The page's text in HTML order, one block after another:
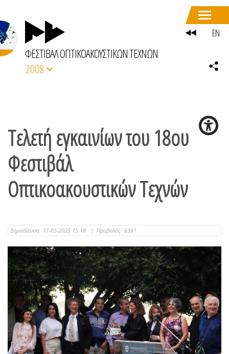
ΦΕΣΤΙΒΑΛ ΟΠΤΙΚΟΑΚΟΥΣΤΙΚΩΝ ΤΕΧΝΩΝ
2008
Τελετή εγκαινίων του 18ου
Φεστιβάλ
Οπτικοακουστικών Τεχνών
Δημοσίευση: 11-05-2025 15:18 | Προβολές: 6361
EN